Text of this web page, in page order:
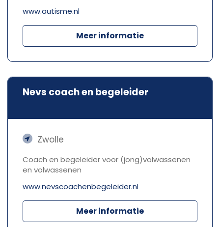
www.autisme.nl
Meer informatie
Nevs coach en begeleider
Zwolle
Coach en begeleider voor (jong)volwassenen
en volwassenen
www.nevscoachenbegeleider.nl
Meer informatie